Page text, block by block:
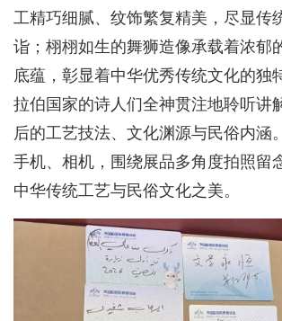
工精巧细腻、纹饰繁复精美，尽显传
诣；栩栩如生的舞狮造像承载着浓郁
底蕴，彰显着中华优秀传统文化的独
拉伯国家的诗人们全神贯注地聆听讲
后的工艺技法、文化渊源与民俗内涵
手机、相机，围绕展品多角度拍照留
中华传统工艺与民俗文化之美。